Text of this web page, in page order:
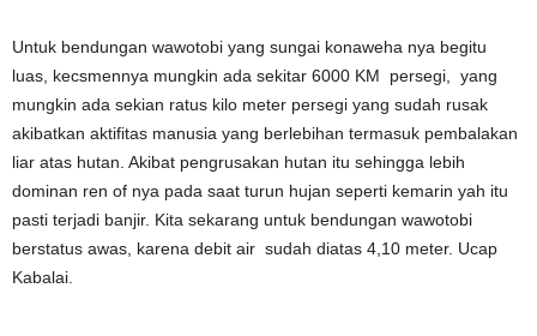
Untuk bendungan wawotobi yang sungai konaweha nya begitu
luas, kecsmennya mungkin ada sekitar 6000 KM persegi, yang
mungkin ada sekian ratus kilo meter persegi yang sudah rusak
akibatkan aktifitas manusia yang berlebihan termasuk pembalakan
liar atas hutan. Akibat pengrusakan hutan itu sehingga lebih
dominan ren of nya pada saat turun hujan seperti kemarin yah itu
pasti terjadi banjir. Kita sekarang untuk bendungan wawotobi
berstatus awas, karena debit air sudah diatas 4,10 meter. Ucap
Kabalai.